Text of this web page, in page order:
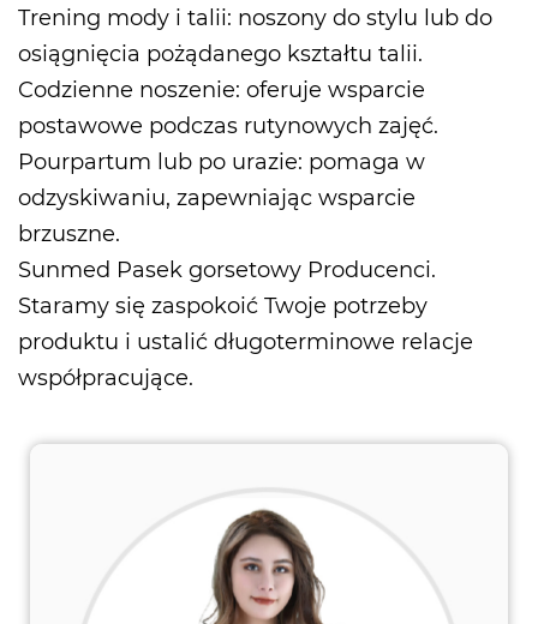
Trening mody i talii: noszony do stylu lub do
osiągnięcia pożądanego kształtu talii.
Codzienne noszenie: oferuje wsparcie
postawowe podczas rutynowych zajęć.
Pourpartum lub po urazie: pomaga w
odzyskiwaniu, zapewniając wsparcie
brzuszne.
Sunmed Pasek gorsetowy Producenci.
Staramy się zaspokoić Twoje potrzeby
produktu i ustalić długoterminowe relacje
współpracujące.